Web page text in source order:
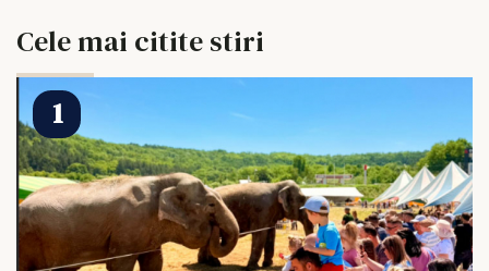
Cele mai citite stiri